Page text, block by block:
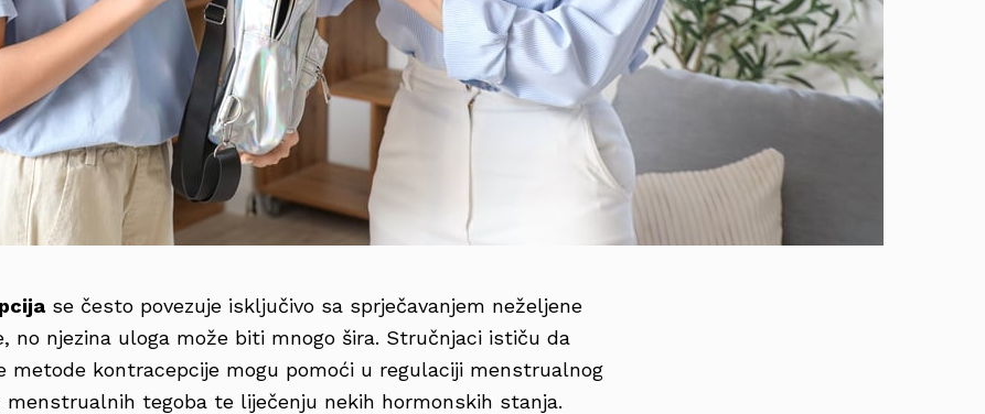
se često povezuje isključivo sa sprječavanjem neželjene
no njezina uloga može biti mnogo šira. Stručnjaci ističu da
metode kontracepcije mogu pomoći u regulaciji menstrualnog
menstrualnih tegoba te liječenju nekih hormonskih stanja.